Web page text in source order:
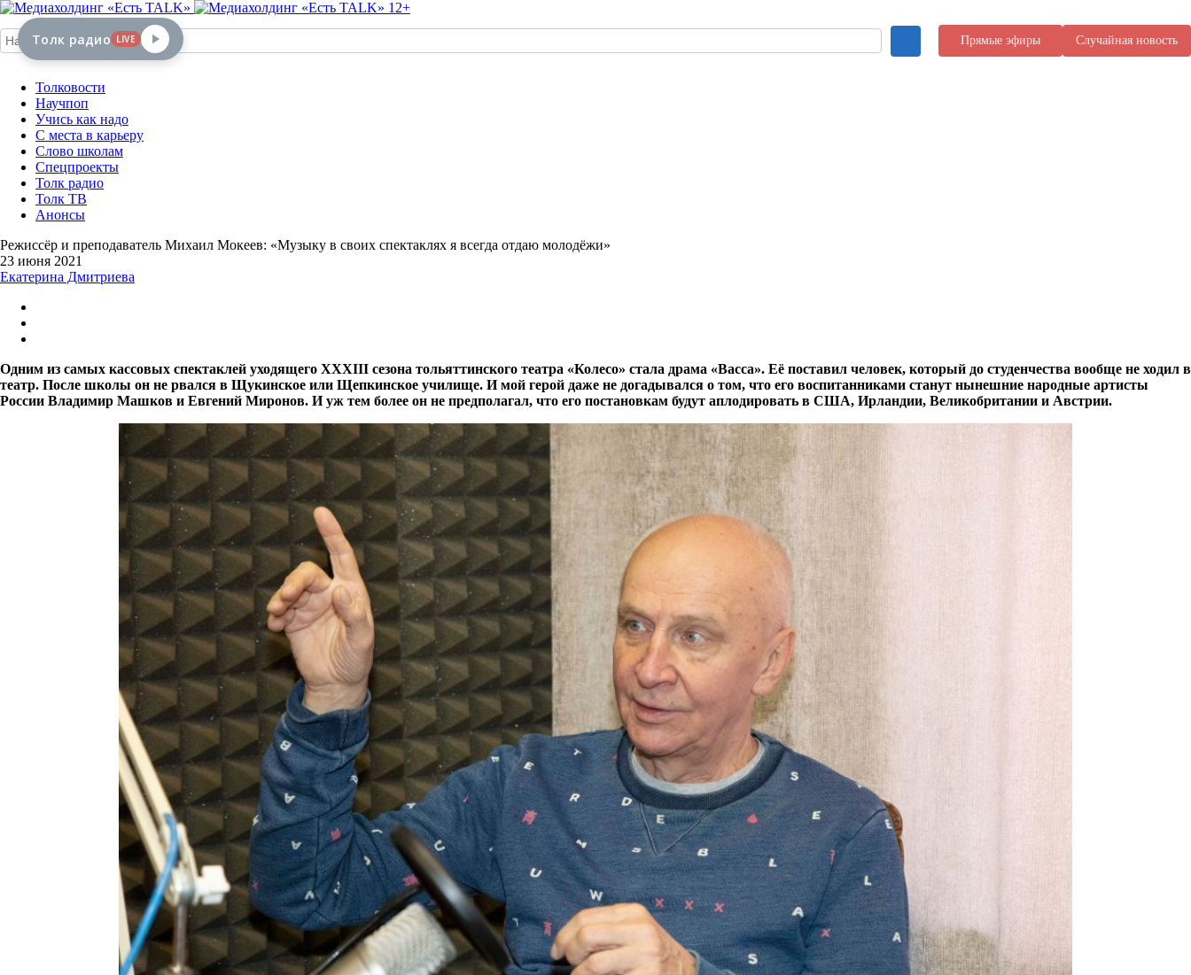
12+
Прямые эфиры Случайная новость
Толковости
Научпоп
Учись как надо
С места в карьеру
Слово школам
Спецпроекты
Толк радио
Толк ТВ
Анонсы
Режиссёр и преподаватель Михаил Мокеев: «Музыку в своих спектаклях я всегда отдаю молодёжи»
23 июня 2021
Екатерина Дмитриева
Одним из самых кассовых спектаклей уходящего XXXIII сезона тольяттинского театра «Колесо» стала драма «Васса». Её поставил человек, который до студенчества вообще не ходил в
театр. После школы он не рвался в Щукинское или Щепкинское училище. И мой герой даже не догадывался о том, что его воспитанниками станут нынешние народные артисты
России Владимир Машков и Евгений Миронов. И уж тем более он не предполагал, что его постановкам будут аплодировать в США, Ирландии, Великобритании и Австрии.
Толк радио LIVE